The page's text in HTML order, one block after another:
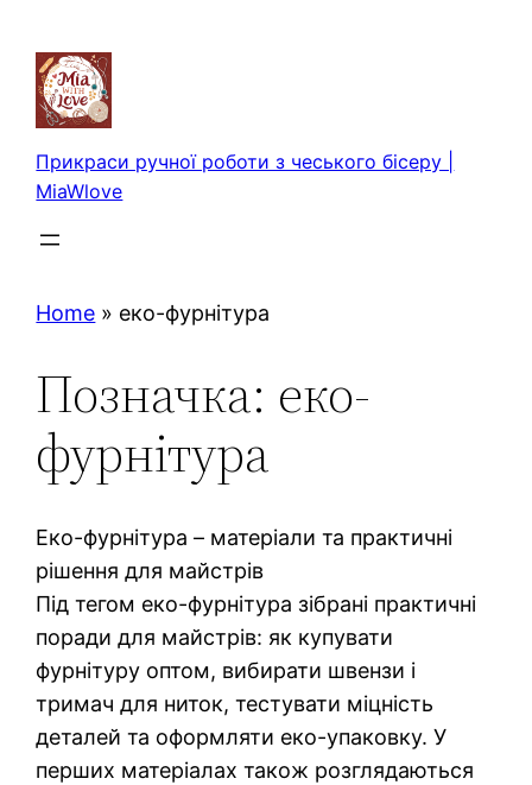
вмісту
Прикраси ручної роботи з чеського бісеру |
MiaWlove
Home » еко-фурнітура
Позначка: еко-
фурнітура
Еко-фурнітура – матеріали та практичні
рішення для майстрів
Під тегом еко-фурнітура зібрані практичні
поради для майстрів: як купувати
фурнітуру оптом, вибирати швензи і
тримач для ниток, тестувати міцність
деталей та оформляти еко-упаковку. У
перших матеріалах також розглядаються